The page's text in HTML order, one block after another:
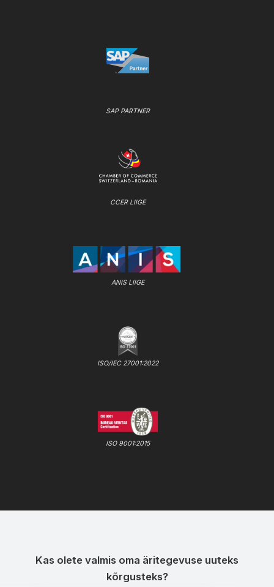
SAP PARTNER
CCER LIIGE
ANIS LIIGE
ISO/IEC 27001:2022
ISO 9001:2015
Kas olete valmis oma äritegevuse uuteks
kõrgusteks?